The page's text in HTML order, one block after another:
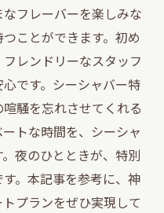
フレーバーを楽しみな
ことができます。初め
レンドリーなスタッフ
です。シーシャバー特
騒を忘れさせてくれる
トな時間を、シーシャ
夜のひとときが、特別
。本記事を参考に、神
プランをぜひ実現して